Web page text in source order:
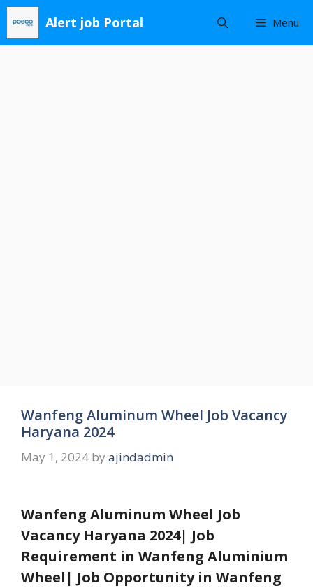
Skip
content
Alert job Portal Menu
Wanfeng Aluminum Wheel Job Vacancy
Haryana 2024
May 1, 2024 by ajindadmin
Wanfeng Aluminum Wheel Job
Vacancy Haryana 2024| Job
Requirement in Wanfeng Aluminium
Wheel| Job Opportunity in Wanfeng